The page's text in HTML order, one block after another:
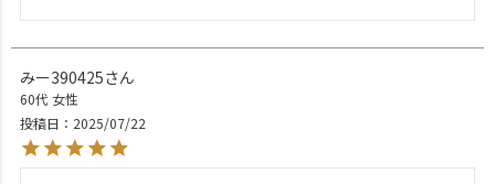
みー390425
60代 女性
投稿日
2025/07/22